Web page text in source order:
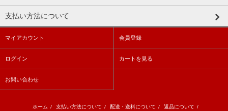
支払い方法について
マイアカウント 会員登録
ログイン カートを見る
お問い合わせ
ホーム / 支払い方法について / 配送・送料について / 返品について /